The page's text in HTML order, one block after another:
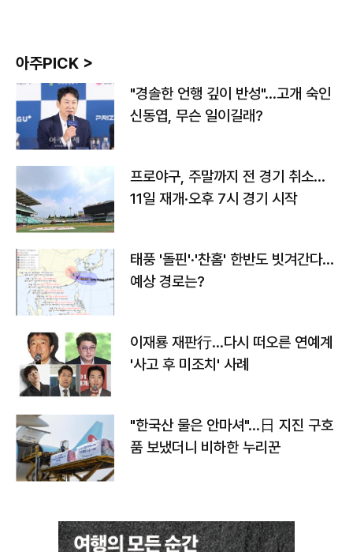
아주PICK >
"경솔한 언행 깊이 반성"…고개 숙인
신동엽, 무슨 일이길래?
프로야구, 주말까지 전 경기 취소…
11일 재개·오후 7시 경기 시작
태풍 '돌핀'·'찬홈' 한반도 빗겨간다…
예상 경로는?
이재룡 재판行…다시 떠오른 연예계
'사고 후 미조치' 사례
"한국산 물은 안마셔"…日 지진 구호
품 보냈더니 비하한 누리꾼